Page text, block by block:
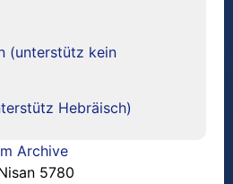
(unterstütz kein
Hebräisch)
Archive
5780